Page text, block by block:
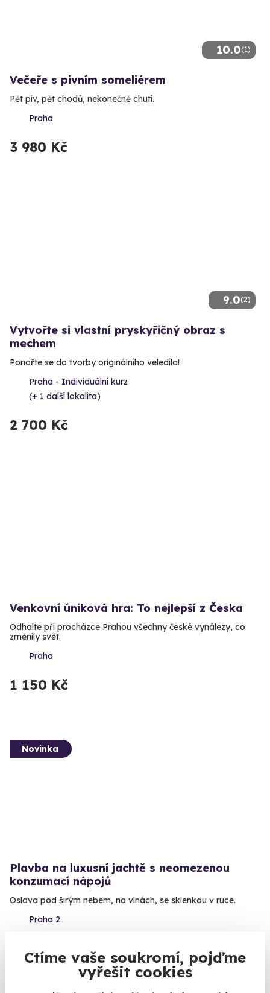
Ctíme vaše soukromí, pojďme
vyřešit cookies
10.0(1)
Večeře s pivním someliérem
Pět piv, pět chodů, nekonečně chutí.
Praha
3 980 Kč
9.0(2)
Vytvořte si vlastní pryskyřičný obraz s
mechem
Ponořte se do tvorby originálního veledíla!
Praha - Individuální kurz
(+ 1 další lokalita)
2 700 Kč
Venkovní úniková hra: To nejlepší z Česka
Odhalte při procházce Prahou všechny české vynálezy, co
změnily svět.
Praha
1 150 Kč
Novinka
Plavba na luxusní jachtě s neomezenou
konzumací nápojů
Oslava pod širým nebem, na vlnách, se sklenkou v ruce.
Praha 2
15 750 Kč